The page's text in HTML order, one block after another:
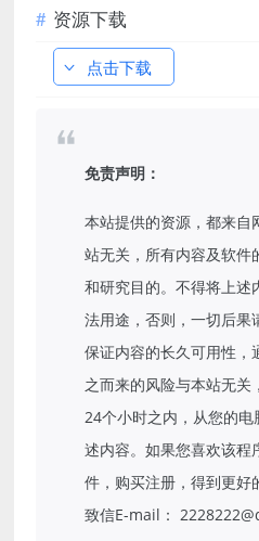
资源下载
点击下载
免责声明：
本站提供的资源，都来自
站无关，所有内容及软件
和研究目的。不得将上述
法用途，否则，一切后果
保证内容的长久可用性，
之而来的风险与本站无关
24个小时之内，从您的
述内容。如果您喜欢该程
件，购买注册，得到更好
致信E-mail：